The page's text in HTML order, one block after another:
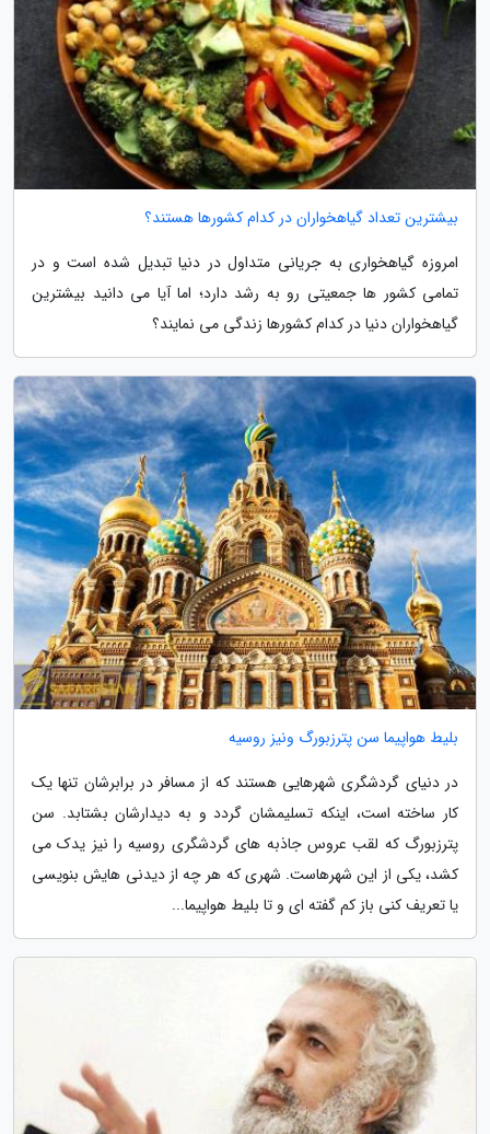
بیشترین تعداد گیاهخواران در کدام کشورها هستند؟
امروزه گیاهخواری به جریانی متداول در دنیا تبدیل شده است و در
تمامی کشور ها جمعیتی رو به رشد دارد؛ اما آیا می دانید بیشترین
گیاهخواران دنیا در کدام کشورها زندگی می نمایند؟
بلیط هواپیما سن پترزبورگ ونیز روسیه
در دنیای گردشگری شهرهایی هستند که از مسافر در برابرشان تنها یک
کار ساخته است، اینکه تسلیمشان گردد و به دیدارشان بشتابد. سن
پترزبورگ که لقب عروس جاذبه های گردشگری روسیه را نیز یدک می
کشد، یکی از این شهرهاست. شهری که هر چه از دیدنی هایش بنویسی
یا تعریف کنی باز کم گفته ای و تا بلیط هواپیما...